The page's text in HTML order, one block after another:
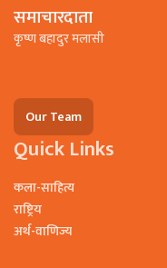
समाचारदाता
कृष्ण बहादुर मलासी
Our Team
Quick Links
कला-साहित्य
राष्ट्रिय
अर्थ-वाणिज्य